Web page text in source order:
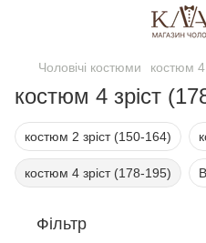
Чоловічі костюми костюм 4
костюм 4 зріст
костюм 2 зріст (150-164)
костюм 4 зріст (178-195)
Фільтр